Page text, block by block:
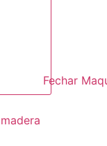
Fechar